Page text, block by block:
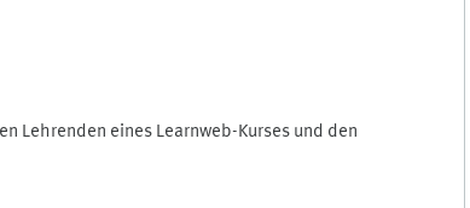
Lehrenden eines Learnweb-Kurses und den